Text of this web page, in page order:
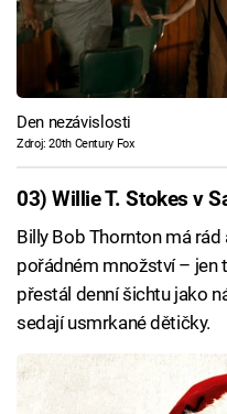
Den nezávislosti
Zdroj: 20th Century Fox
03) Willie T. Stokes v
Billy Bob Thornton má
pořádném množství – jen
přestál denní šichtu jako
sedají usmrkané dětičky.